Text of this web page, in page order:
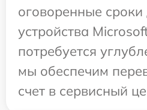
оговоренные
устройства
потребуется
мы обеспечим
счет в сервисный